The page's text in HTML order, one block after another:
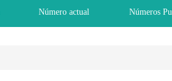
Número actual Números